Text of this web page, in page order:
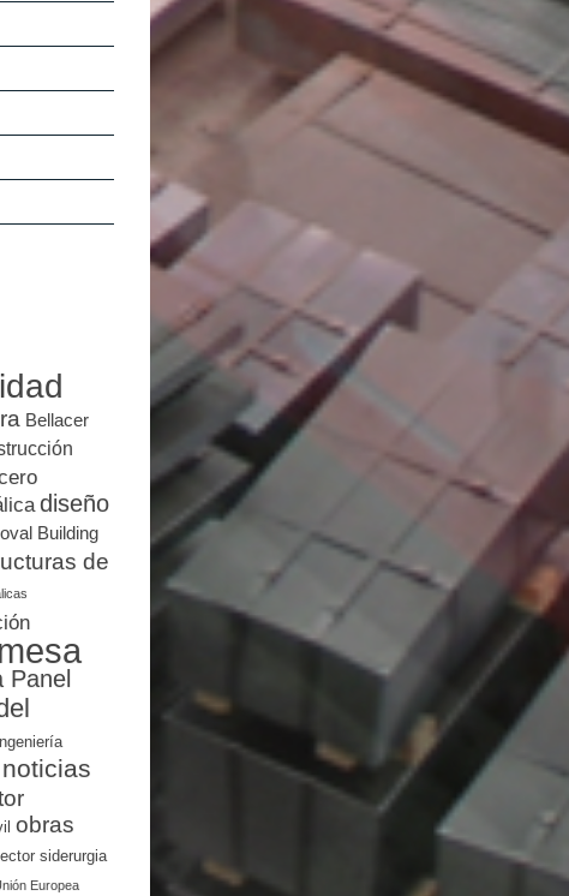
Bellacer
diseño
Building
de
Panel
noticias
obras
siderurgia
Europea